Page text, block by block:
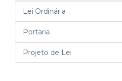
Lei Ordinária
Portaria
Projeto de Lei